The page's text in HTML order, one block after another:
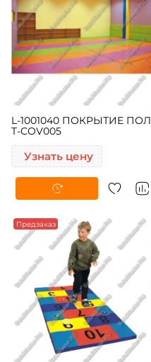
L-1001040 ПОКРЫТИЕ ПОЛ
T-COV005
Узнать цену
Предзаказ